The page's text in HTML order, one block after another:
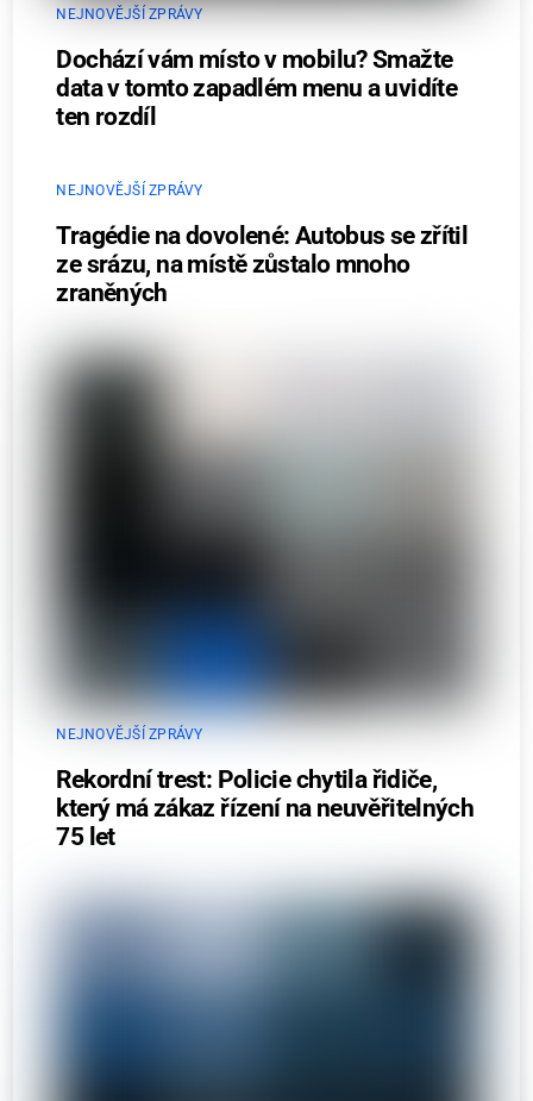
NEJNOVĚJŠÍ ZPRÁVY
Dochází vám místo v mobilu? Smažte
data v tomto zapadlém menu a uvidíte
ten rozdíl
NEJNOVĚJŠÍ ZPRÁVY
Tragédie na dovolené: Autobus se zřítil
ze srázu, na místě zůstalo mnoho
zraněných
NEJNOVĚJŠÍ ZPRÁVY
Rekordní trest: Policie chytila řidiče,
který má zákaz řízení na neuvěřitelných
75 let